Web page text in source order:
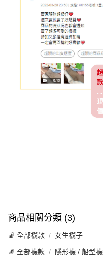
商品相關分類 (3)
🧦 全部襪款 女生襪子
🧦 全部襪款 隱形襪 / 船型襪